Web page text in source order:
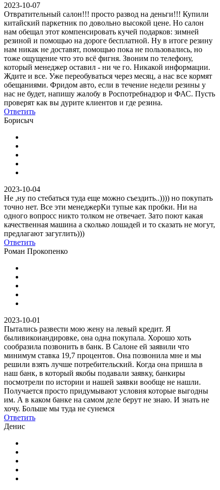
2023-10-07
Отвратительный салон!!! просто развод на деньги!!! Купили
китайский паркетник по довольно высокой цене. Но салон
нам обещал этот компенсировать кучей подарков: зимней
резиной и помощью на дороге бесплатной. Ну в итоге резину
нам никак не доставят, помощью пока не пользовались, но
тоже ощущение что это всё фигня. Звоним по телефону,
который менеджер оставил - ни че го. Никакой информации.
Ждите и все. Уже переобуваться через месяц, а нас все кормят
обещаниями. Фридом авто, если в течение недели резины у
нас не будет, напишу жалобу в Роспотребнадзор и ФАС. Пусть
проверят как вы дурите клиентов и где резина.
Ответить
Борисыч
2023-10-04
Не ,ну по стебаться туда еще можно съездить..)))) но покупать
точно нет. Все эти менеджерКи тупые как пробки. Ни на
одного вопросс никто толком не отвечает. Зато поют какая
качественная машина а сколько лошадей и то сказать не могут,
предлагают загуглить)))
Ответить
Роман Прокопенко
2023-10-01
Пытались развести мою жену на левый кредит. Я
быливикоиандировке, она одна покупала. Хорошо хоть
сообразила позвонить в банк. В Салоне ей заявили что
минимум ставка 19,7 процентов. Она позвонила мне и мы
решили взять лучше потребительский. Когда она пришла в
наш банк, в который якобы подавали заявку, банкиры
посмотрели по истории и нашей заявки вообще не нашли.
Получается просто придумывают условия которые выгодны
им. А в каком банке на самом деле берут не знаю. И знать не
хочу. Больше мы туда не сунемся
Ответить
Денис